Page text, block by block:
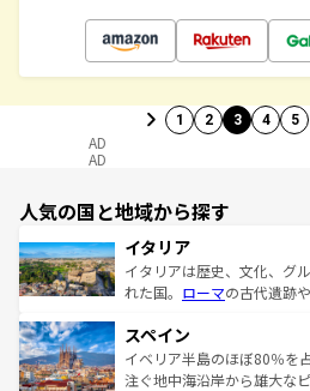
1 2 3 4 5
AD
AD
人気の国と地域から探す
イタリア
イタリアは歴史、文化、グ
れた国。 ローマの古代遺跡
ろん、トスカーナの美しい
景など、自然景観も見逃せ
ピザやパスタなど、絶品の
スペイン
イベリア半島のほぼ80％を
注ぐ地中海沿岸から雄大な